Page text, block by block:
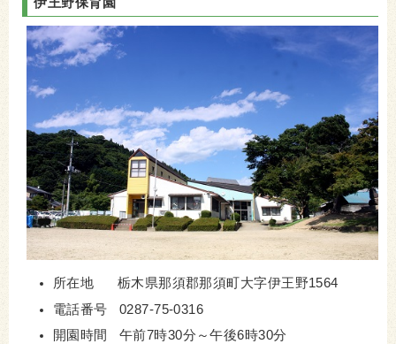
所在地 栃木県那須郡那須町大字伊王野1564
電話番号 0287-75-0316
開園時間 午前7時30分～午後6時30分